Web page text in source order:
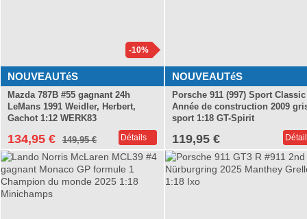
NOUVEAUTéS
-10%
Mazda 787B #55 gagnant 24h
LeMans 1991 Weidler, Herbert,
Gachot 1:12 WERK83
134,95 € 149,95 € Détails
NOUVEAUTéS
Porsche 911 (997) Sport Classic
Année de construction 2009
sport 1:18 GT-Spirit
119,95 €